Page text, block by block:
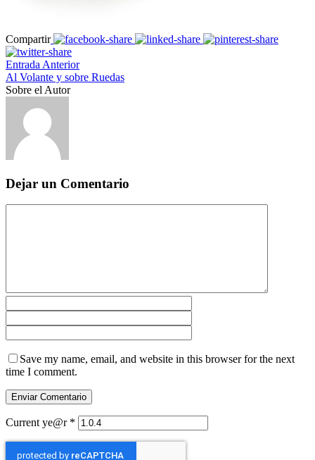
Compartir
Entrada Anterior
Al Volante y sobre Ruedas
Sobre el Autor
Dejar un Comentario
Save my name, email, and website in this browser for the next
time I comment.
Current ye@r *